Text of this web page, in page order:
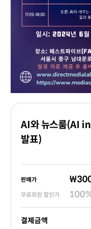
AI와 뉴스룸(AI
발표)
판매가
무료회원 할인가 100
결제금액